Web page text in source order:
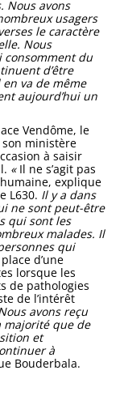
Nous avons
usagers
le caractère
Nous
consomment du
d’être
en va de même
aujourd’hui un
Vendôme, le
son ministère
à saisir
« Il ne s’agit pas
explique
L630. Il y a dans
ne sont peut-être
qui sont les
malades. Il
qui
d’une
lorsque les
de pathologies
de l’intérêt
avons reçu
majorité que de
et
à
Bouderbala.